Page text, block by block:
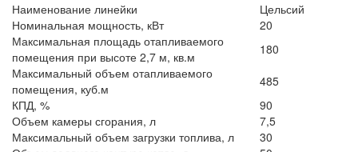
Наименование линейки
Цельсий
Номинальная мощность, кВт
20
Максимальная площадь отапливаемого
помещения при высоте 2,7 м, кв.м
180
Максимальный объем отапливаемого
помещения, куб.м
485
КПД, %
90
Объем камеры сгорания, л
7,5
Максимальный объем загрузки топлива, л
30